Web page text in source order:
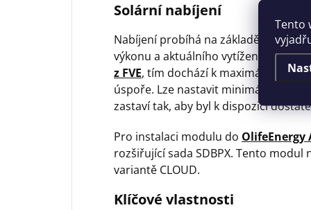
Tento
Solární nabíjení
Nabíjení probíhá na základě stavu
výkonu a aktuálního vytížení střídače.
z FVE, tím dochází k maximální
úspoře. Lze nastavit minimální
zastaví tak, aby byl k dispozici
Pro instalaci modulu do OlifeEnergy
rozšiřující sada SDBPX. Tento
variantě CLOUD.
Klíčové vlastnosti